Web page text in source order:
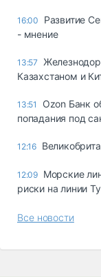
16:00
Развитие
- мнение
13:57
Казахстаном и
13:51
Ozon Банк
попадания под
12:16
12:09 Морские
риски на линии
Все новости